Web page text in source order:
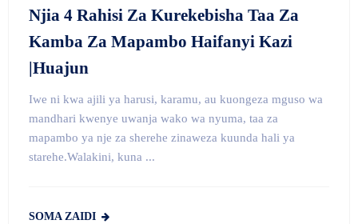
Njia 4 Rahisi Za Kurekebisha Taa Za
Kamba Za Mapambo Haifanyi Kazi
|Huajun
Iwe ni kwa ajili ya harusi, karamu, au kuongeza mguso wa
mandhari kwenye uwanja wako wa nyuma, taa za
mapambo ya nje za sherehe zinaweza kuunda hali ya
starehe.Walakini, kuna ...
SOMA ZAIDI